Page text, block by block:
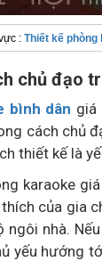
: Thiết kế phòng
chủ đạo
bình dân giá
cách chủ
thiết kế là
karaoke
của gia
nhà.
yếu hướng